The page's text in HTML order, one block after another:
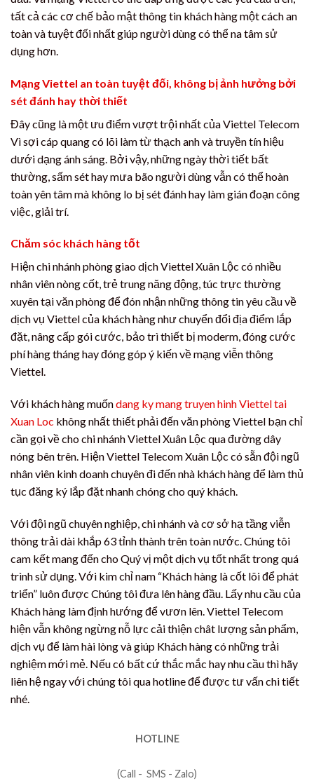
tất cả các cơ chế bảo mật thông tin khách hàng một cách an
toàn và tuyệt đối nhất giúp người dùng có thể na tâm sử
dụng hơn.
Mạng Viettel an toàn tuyệt đối, không bị ảnh hưởng bởi
sét đánh hay thời thiết
Đây cũng là một ưu điểm vượt trội nhất của Viettel Telecom
Vì sợi cáp quang có lõi làm từ thạch anh và truyền tín hiệu
dưới dạng ánh sáng. Bởi vậy, những ngày thời tiết bất
thường, sấm sét hay mưa bão người dùng vẫn có thể hoàn
toàn yên tâm mà không lo bị sét đánh hay làm gián đoạn công
việc, giải trí.
Chăm sóc khách hàng tốt
Hiện chi nhánh phòng giao dịch Viettel Xuân Lộc có nhiều
nhân viên nòng cốt, trẻ trung năng động, túc trực thường
xuyên tại văn phòng để đón nhận những thông tin yêu cầu về
dịch vụ Viettel của khách hàng như chuyển đổi địa điểm lắp
đặt, nâng cấp gói cước, bảo trì thiết bị moderm, đóng cước
phí hàng tháng hay đóng góp ý kiến về mạng viễn thông
Viettel.
Với khách hàng muốndang ky mang truyen hinh Viettel tai
Xuan Loc không nhất thiết phải đến văn phòng Viettel bạn chỉ
cần gọi về cho chi nhánh Viettel Xuân Lộc qua đường dây
nóng bên trên. Hiện Viettel Telecom Xuân Lộc có sẵn đội ngũ
nhân viên kinh doanh chuyên đi đến nhà khách hàng để làm thủ
tục đăng ký lắp đặt nhanh chóng cho quý khách.
Với đội ngũ chuyên nghiệp, chi nhánh và cơ sở hạ tầng viễn
thông trải dài khắp 63 tỉnh thành trên toàn nước. Chúng tôi
cam kết mang đến cho Quý vị một dịch vụ tốt nhất trong quá
trình sử dụng. Với kim chỉ nam “Khách hàng là cốt lõi để phát
triển” luôn được Chúng tôi đưa lên hàng đầu. Lấy nhu cầu của
Khách hàng làm định hướng để vươn lên. Viettel Telecom
hiện vẫn không ngừng nỗ lực cải thiện chât lượng sản phẩm,
dịch vụ để làm hài lòng và giúp Khách hàng có những trải
nghiệm mới mẻ. Nếu có bất cứ thắc mắc hay nhu cầu thì hãy
liên hệ ngay với chúng tôi qua hotline để được tư vấn chi tiết
nhé.
HOTLINE
(Call - SMS - Zalo)